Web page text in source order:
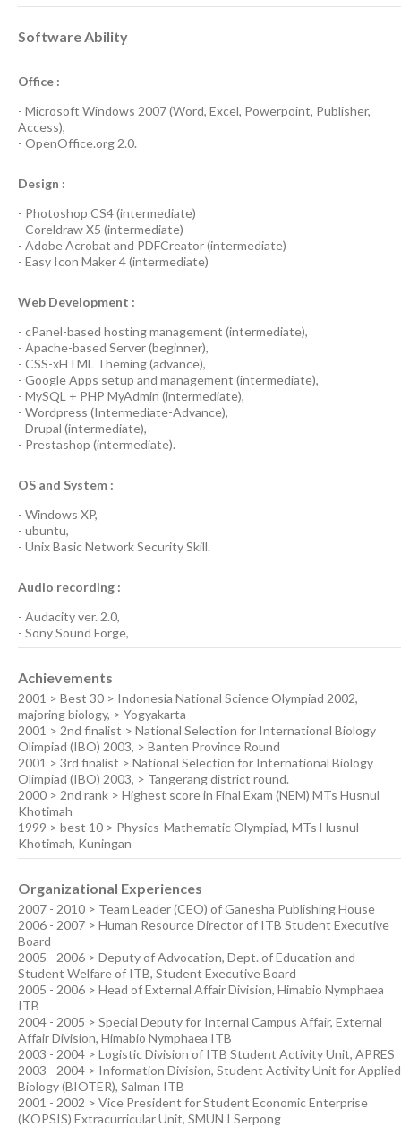
Software Ability
Office :
- Microsoft Windows 2007(Word, Excel, Powerpoint, Publisher,
Access),
- OpenOffice.org 2.0.
Design :
- Photoshop CS4(intermediate)
- Coreldraw X5 (intermediate)
- Adobe Acrobat and PDFCreator(intermediate)
- Easy Icon Maker 4(intermediate)
Web Development :
- cPanel-based hosting management (intermediate),
- Apache-based Server(beginner),
- CSS-xHTML Theming(advance),
- Google Apps setup and management (intermediate),
- MySQL + PHP MyAdmin (intermediate),
- Wordpress (Intermediate-Advance),
- Drupal (intermediate),
- Prestashop (intermediate).
OS and System :
- Windows XP,
- ubuntu,
- Unix Basic Network SecuritySkill.
Audio recording :
- Audacity ver. 2.0,
- Sony Sound Forge,
Achievements
2001 > Best 30 > Indonesia National Science Olympiad 2002,
majoring biology, > Yogyakarta
2001 > 2nd finalist > National Selection for International Biology
Olimpiad (IBO) 2003, > Banten Province Round
2001 > 3rd finalist > National Selection for International Biology
Olimpiad (IBO) 2003, > Tangerang district round.
2000 > 2nd rank > Highest score in Final Exam (NEM) MTs Husnul
Khotimah
1999 > best 10 > Physics-Mathematic Olympiad, MTs Husnul
Khotimah, Kuningan
Organizational Experiences
2007 - 2010 > Team Leader (CEO) of Ganesha Publishing House
2006 - 2007 > Human Resource Director of ITB Student Executive
Board
2005 - 2006 > Deputy of Advocation, Dept. of Education and
Student Welfare of ITB, Student Executive Board
2005 - 2006 > Head of External Affair Division, Himabio Nymphaea
ITB
2004 - 2005 > Special Deputy for Internal Campus Affair, External
Affair Division, Himabio Nymphaea ITB
2003 - 2004 > Logistic Division of ITB Student Activity Unit, APRES
2003 - 2004 > Information Division, Student Activity Unit for Applied
Biology (BIOTER), Salman ITB
2001 - 2002 > Vice President for Student Economic Enterprise
(KOPSIS) Extracurricular Unit, SMUN I Serpong